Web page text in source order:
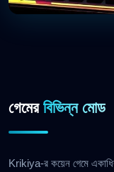
গেমের বিভিন্ন মোড
Krikiya-র কয়েন গেমে